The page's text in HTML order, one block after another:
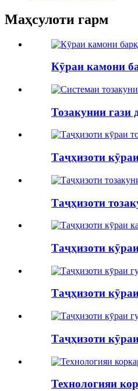
Маҳсулоти гарм
Кӯраи камони
Тозакунии гази
Таҷҳизоти
Таҷҳизоти
Таҷҳизоти
Таҷҳизоти
Таҷҳизоти
Технологияи